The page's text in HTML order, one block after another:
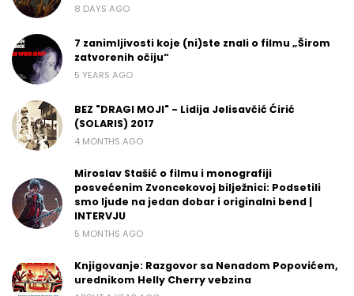
8 DAYS AGO
7 zanimljivosti koje (ni)ste znali o filmu „Širom
zatvorenih očiju“
5 YEARS AGO
BEZ "DRAGI MOJI" - Lidija Jelisavčić Ćirić
(SOLARIS) 2017
4 MONTHS AGO
Miroslav Stašić o filmu i monografiji
posvećenim Zvoncekovoj bilježnici: Podsetili
smo ljude na jedan dobar i originalni bend |
INTERVJU
5 MONTHS AGO
Knjigovanje: Razgovor sa Nenadom Popovićem,
urednikom Helly Cherry vebzina